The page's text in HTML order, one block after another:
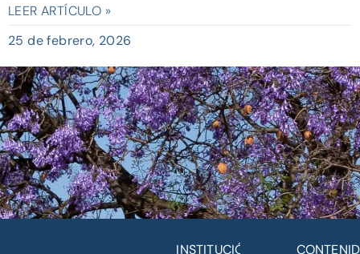
LEER ARTÍCULO »
25 de febrero, 2026
INSTITUCIÓN